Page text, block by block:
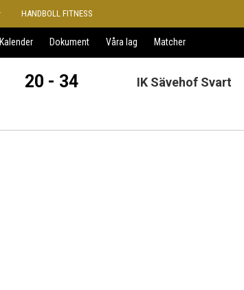
HANDBOLL FITNESS
Kalender Dokument Våra lag Matcher
20 - 34 IK Sävehof Svart